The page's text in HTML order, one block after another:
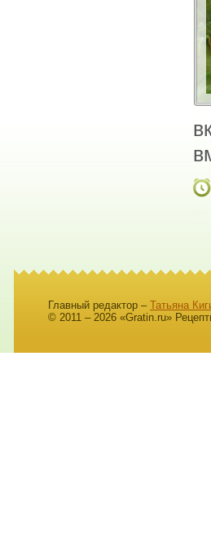
Главный редактор – Татьяна
© 2011 – 2026 «Gratin.ru»